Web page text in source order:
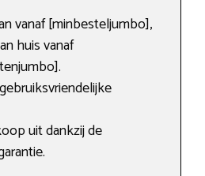
vanaf [minbesteljumbo],
huis vanaf
uit dankzij de